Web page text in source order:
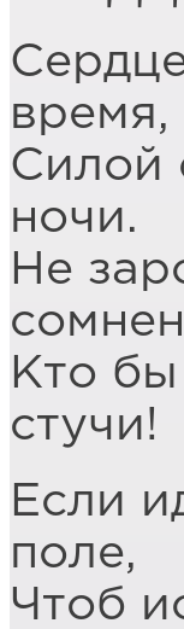
время,
Силой
ночи.
Не
Кто
стучи!
Если
поле,
Чтоб